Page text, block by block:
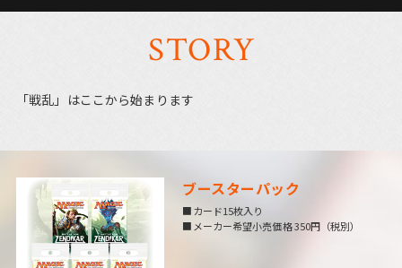
STORY
「戦乱」はここから始まります
ブースターパック
■カード15枚入り
■メーカー希望小売価格 350円（税別）